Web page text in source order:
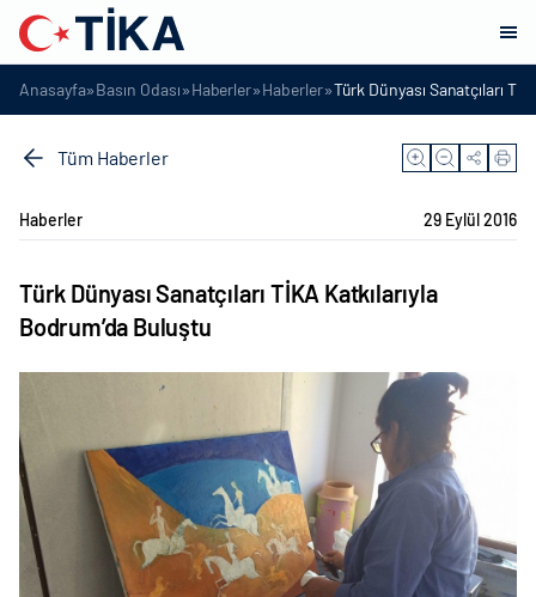
Anasayfa»Basın Odası»Haberler»Haberler»Türk Dünyası Sanatçıları
Tüm Haberler
Haberler 29 Eylül 2016
Türk Dünyası Sanatçıları TİKA Katkılarıyla
Bodrum’da Buluştu